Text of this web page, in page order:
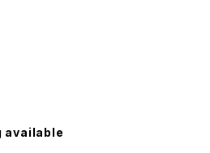
available